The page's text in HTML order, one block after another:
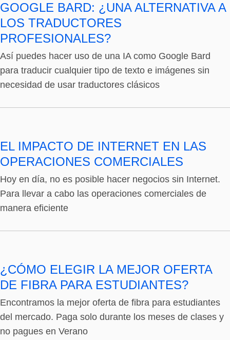
GOOGLE BARD: ¿UNA ALTERNATIVA A
LOS TRADUCTORES
PROFESIONALES?
Así puedes hacer uso de una IA como Google Bard
para traducir cualquier tipo de texto e imágenes sin
necesidad de usar traductores clásicos
EL IMPACTO DE INTERNET EN LAS
OPERACIONES COMERCIALES
Hoy en día, no es posible hacer negocios sin Internet.
Para llevar a cabo las operaciones comerciales de
manera eficiente
¿CÓMO ELEGIR LA MEJOR OFERTA
DE FIBRA PARA ESTUDIANTES?
Encontramos la mejor oferta de fibra para estudiantes
del mercado. Paga solo durante los meses de clases y
no pagues en Verano